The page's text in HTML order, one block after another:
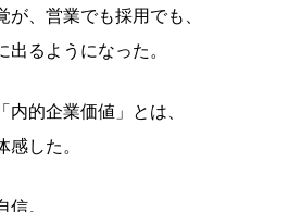
が、営業でも採用でも、
るようになった。
内的企業価値」とは、
感した。
信。